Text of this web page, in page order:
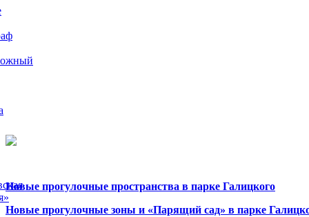
Новые прогулочные пространства в парке Галицкого
Новые прогулочные зоны и «Парящий сад» в парке